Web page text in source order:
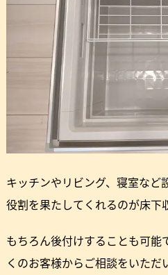
キッチンやリビング、寝室など
役割を果たしてくれるのが床下
もちろん後付けすることも可能
くのお客様からご相談をいただ